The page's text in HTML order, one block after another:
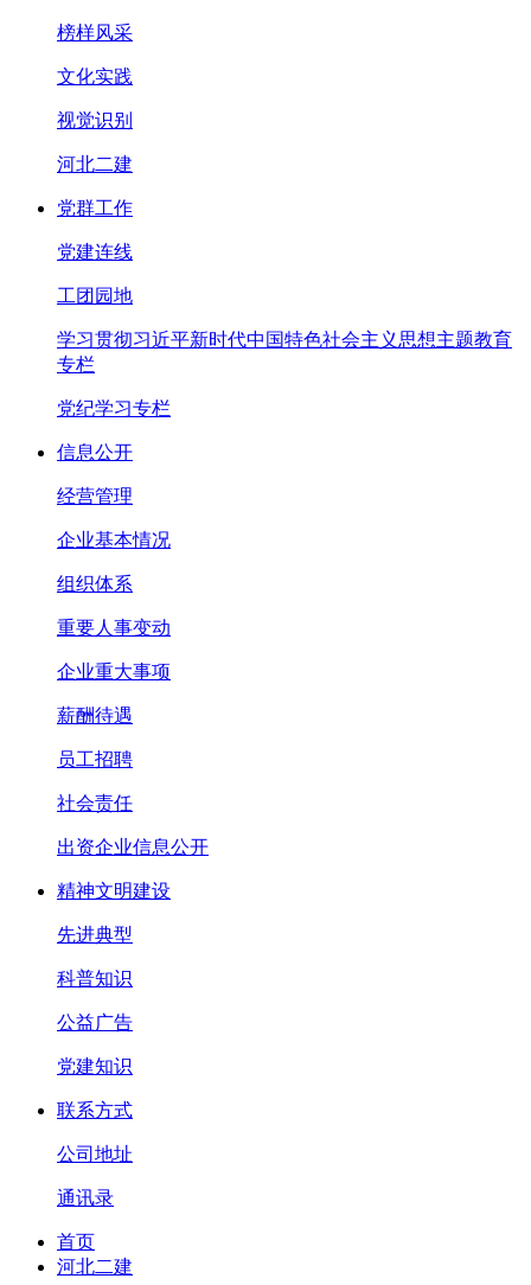
榜样风采
文化实践
视觉识别
河北二建
党群工作
党建连线
工团园地
学习贯彻习近平新时代中国特色社会主义思想主题教育
专栏
党纪学习专栏
信息公开
经营管理
企业基本情况
组织体系
重要人事变动
企业重大事项
薪酬待遇
员工招聘
社会责任
出资企业信息公开
精神文明建设
先进典型
科普知识
公益广告
党建知识
联系方式
公司地址
通讯录
首页
河北二建